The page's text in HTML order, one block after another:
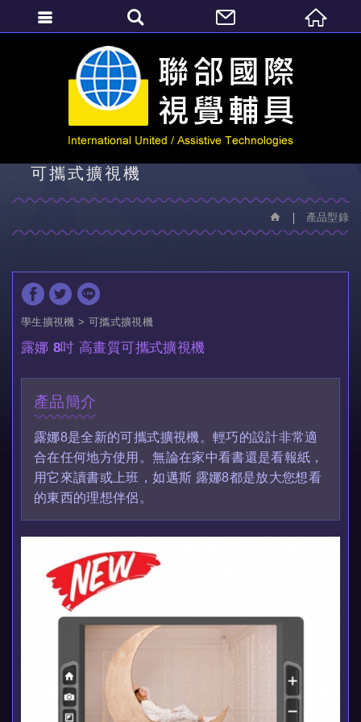
產品型錄
可攜式擴視機
產品型錄
學生擴視機 可攜式擴視機
露娜 8吋 高畫質可攜式擴視機
產品簡介
露娜8是全新的可攜式擴視機。輕巧的設計非常適
合在任何地方使用。無論在家中看書還是看報紙，
用它來讀書或上班，如邁斯 露娜8都是放大您想看
的東西的理想伴侶。